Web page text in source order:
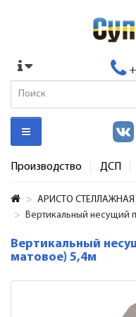
Производство ДСП
АРИСТО
Вертикальный несущий
Вертикальный
матовое) 5,4м